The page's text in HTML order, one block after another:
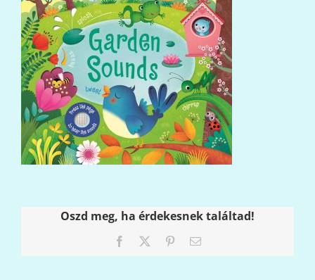
Oszd meg, ha érdekesnek találtad!
Facebook PinterestEmail: